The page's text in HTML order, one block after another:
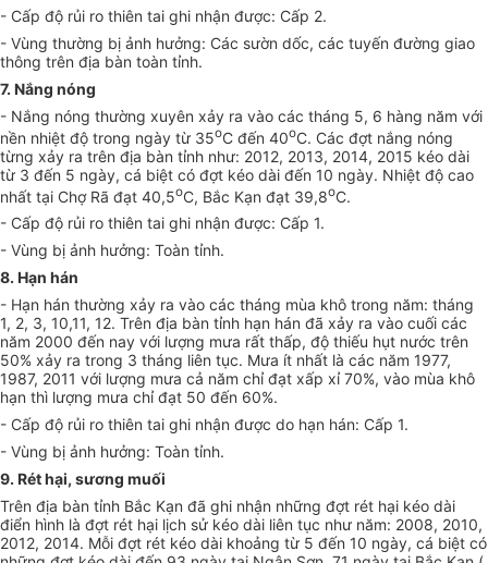
- Cấp độ rủi ro thiên tai ghi nhận được: Cấp 2.
- Vùng thường bị ảnh hưởng: Các sườn dốc, các tuyến đường giao
thông trên địa bàn toàn tỉnh.
7. Nắng nóng
- Nắng nóng thường xuyên xảy ra vào các tháng 5, 6 hàng năm với
nền nhiệt độ trong ngày từ 35oC đến 40oC. Các đợt nắng nóng
từng xảy ra trên địa bàn tỉnh như: 2012, 2013, 2014, 2015 kéo dài
từ 3 đến 5 ngày, cá biệt có đợt kéo dài đến 10 ngày. Nhiệt độ cao
nhất tại Chợ Rã đạt 40,5oC, Bắc Kạn đạt 39,8oC.
- Cấp độ rủi ro thiên tai ghi nhận được: Cấp 1.
- Vùng bị ảnh hưởng: Toàn tỉnh.
8. Hạn hán
- Hạn hán thường xảy ra vào các tháng mùa khô trong năm: tháng
1, 2, 3, 10,11, 12. Trên địa bàn tỉnh hạn hán đã xảy ra vào cuối các
năm 2000 đến nay với lượng mưa rất thấp, độ thiếu hụt nước trên
50% xảy ra trong 3 tháng liên tục. Mưa ít nhất là các năm 1977,
1987, 2011 với lượng mưa cả năm chỉ đạt xấp xỉ 70%, vào mùa khô
hạn thì lượng mưa chỉ đạt 50 đến 60%.
- Cấp độ rủi ro thiên tai ghi nhận được do hạn hán: Cấp 1.
- Vùng bị ảnh hưởng: Toàn tỉnh.
9. Rét hại, sương muối
Trên địa bàn tỉnh Bắc Kạn đã ghi nhận những đợt rét hại kéo dài
điển hình là đợt rét hại lịch sử kéo dài liên tục như năm: 2008, 2010,
2012, 2014. Mỗi đợt rét kéo dài khoảng từ 5 đến 10 ngày, cá biệt có